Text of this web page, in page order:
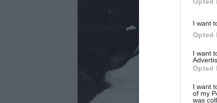
I want
Opted
I want
Opted
I want
of my
was